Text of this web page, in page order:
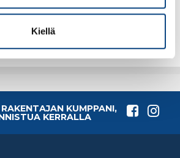
Kiellä
KUMPPANI,
KERRALLA